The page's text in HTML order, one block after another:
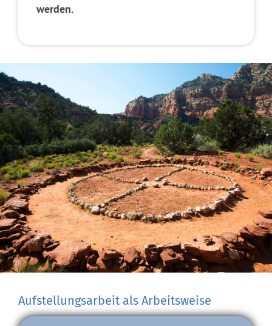
werden.
Aufstellungsarbeit als Arbeitsweise